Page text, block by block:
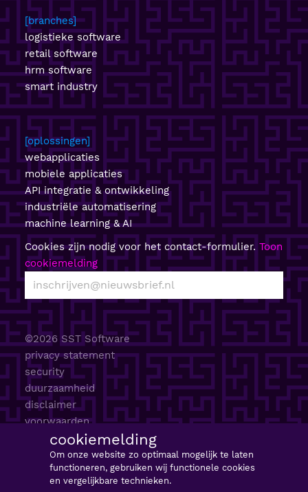
branches
logistieke software
retail software
hrm software
smart industry
oplossingen
webapplicaties
mobiele applicaties
API integratie & ontwikkeling
industriële automatisering
machine learning & AI
Cookies zijn nodig voor het contact-formulier. Toon
cookiemelding
©2026 SST Software
privacy statement
security
duurzaamheid
disclaimer
voorwaarden
AI beleid
sitemap
cookiemelding
Om onze website zo optimaal mogelijk te laten
functioneren, gebruiken wij functionele cookies
en vergelijkbare technieken.